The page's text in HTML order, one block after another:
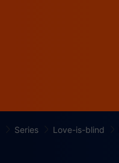
Series Love-is-blind